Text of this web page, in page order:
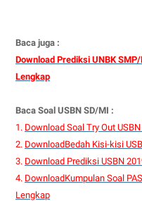
Baca juga :
Download Prediksi UNBK
Lengkap
Baca Soal USBN SD/MI :
1. Download Soal Try Out
2. DownloadBedah Kisi-kisi
3. Download Prediksi USBN
4. DownloadKumpulan Soal
Lengkap